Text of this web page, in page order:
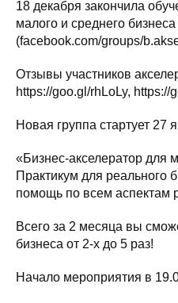
18 декабря закончила
малого и среднего
(facebook.com/groups/
Отзывы участников
https://goo.gl/rhLoLy, https://
Новая группа стартует 27
«Бизнес-акселератор для
Практикум для реального
помощь по всем аспектам
Всего за 2 месяца вы
бизнеса от 2-х до 5 раз!
Начало мероприятия в